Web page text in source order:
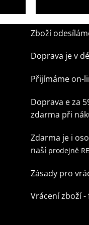
Zboží
Doprava je v
Přijímáme on-
Doprava e za
zdarma při
Zdarma je i
naší prodejně
Zásady pro
Vrácení zboží